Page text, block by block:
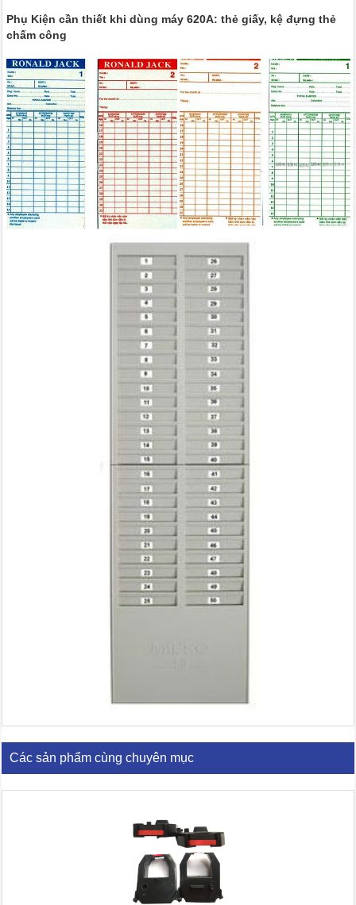
Phụ Kiện cần thiết khi dùng máy 620A: thẻ giấy, kệ đựng thẻ
chấm công
Các sản phẩm cùng chuyên mục